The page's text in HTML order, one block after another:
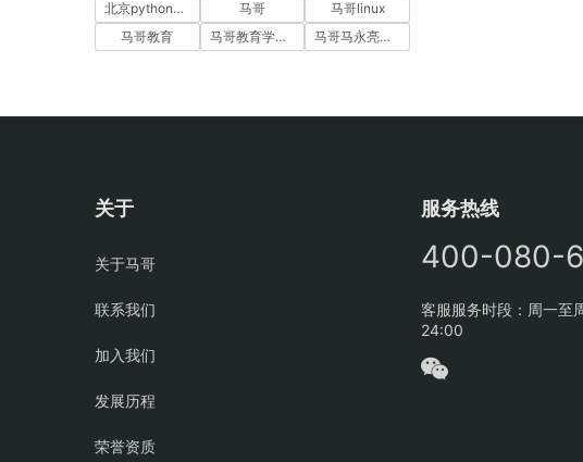
北京python培训
马哥
马哥linux
马哥教育
马哥教育学员故事 马哥马永亮，马哥linux讲师，马哥教育ceo
关于
关于马哥
联系我们
加入我们
发展历程
荣誉资质
服务热线
400-080-
客服服务时段：周一至
24:00